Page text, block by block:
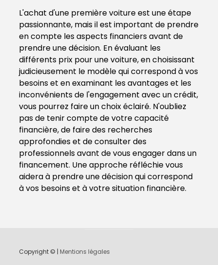
L'achat d'une première voiture est une étape
passionnante, mais il est important de prendre
en compte les aspects financiers avant de
prendre une décision. En évaluant les
différents prix pour une voiture, en choisissant
judicieusement le modèle qui correspond à vos
besoins et en examinant les avantages et les
inconvénients de l'engagement avec un crédit,
vous pourrez faire un choix éclairé. N'oubliez
pas de tenir compte de votre capacité
financière, de faire des recherches
approfondies et de consulter des
professionnels avant de vous engager dans un
financement. Une approche réfléchie vous
aidera à prendre une décision qui correspond
à vos besoins et à votre situation financière.
Copyright © | Mentions légales